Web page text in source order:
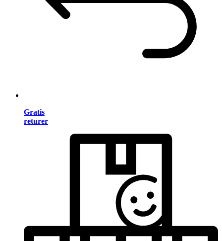
Gratis
returer